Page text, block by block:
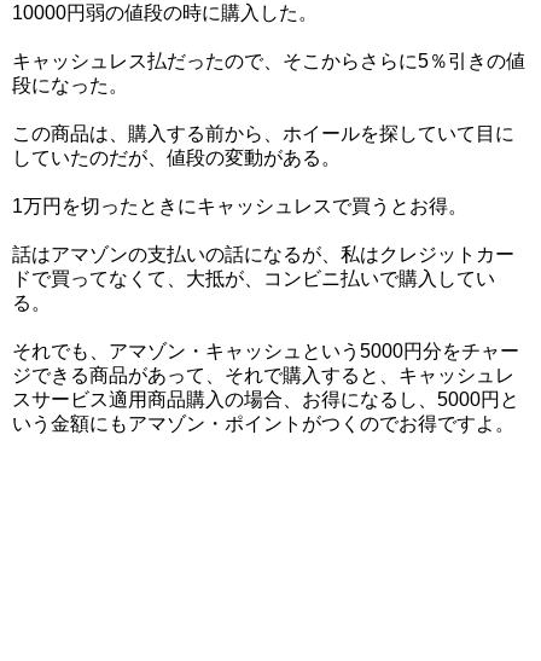
10000円弱の値段の時に購入した。
キャッシュレス払だったので、そこからさらに5％引きの値
段になった。
この商品は、購入する前から、ホイールを探していて目に
していたのだが、値段の変動がある。
1万円を切ったときにキャッシュレスで買うとお得。
話はアマゾンの支払いの話になるが、私はクレジットカー
ドで買ってなくて、大抵が、コンビニ払いで購入してい
る。
それでも、アマゾン・キャッシュという5000円分をチャー
ジできる商品があって、それで購入すると、キャッシュレ
スサービス適用商品購入の場合、お得になるし、5000円と
いう金額にもアマゾン・ポイントがつくのでお得ですよ。